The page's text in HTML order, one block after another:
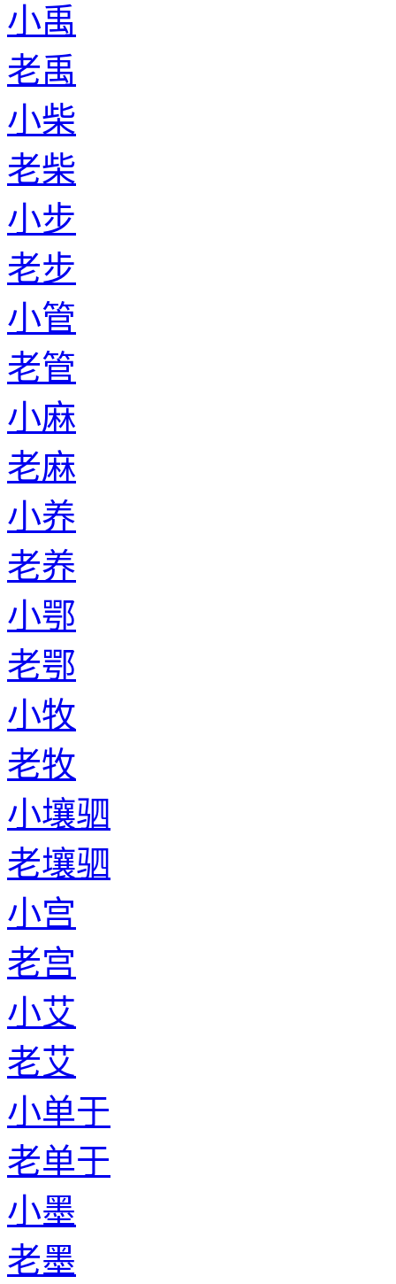
小禹
老禹
小柴
老柴
小步
老步
小管
老管
小麻
老麻
小养
老养
小鄂
老鄂
小牧
老牧
小壤驷
老壤驷
小宫
老宫
小艾
老艾
小单于
老单于
小墨
老墨